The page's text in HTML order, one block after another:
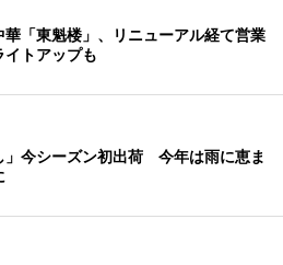
華「東魁楼」、リニューアル経て営業
トアップも
」今シーズン初出荷 今年は雨に恵ま